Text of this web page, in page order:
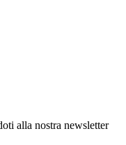
alla nostra newsletter